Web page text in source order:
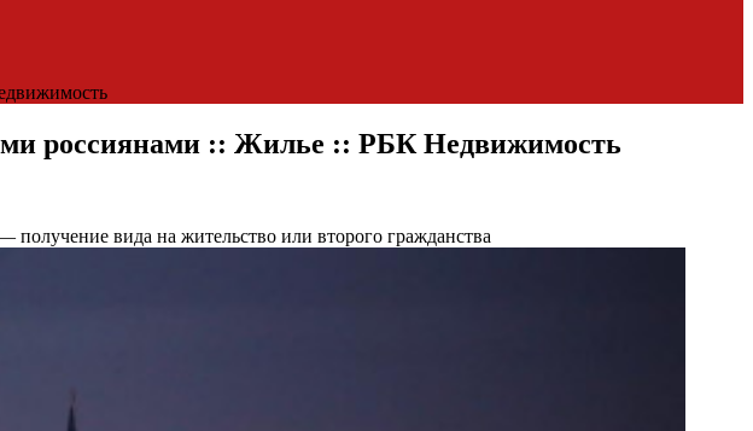
россиянами :: Жилье :: РБК Недвижимость
вида на жительство или второго гражданства